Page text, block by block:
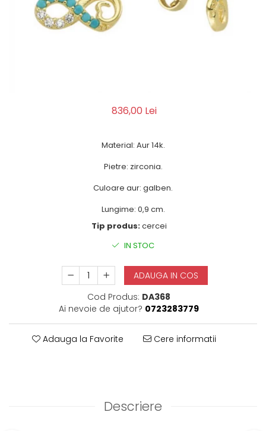
836,00 Lei
Material: Aur 14k.
Pietre: zirconia.
Culoare aur: galben.
Lungime: 0,9 cm.
Tip produs:cercei
IN STOC
ADAUGA IN COS
Cod Produs: DA368
Ai nevoie de ajutor? 0723283779
Adauga la Favorite Cere informatii
Descriere